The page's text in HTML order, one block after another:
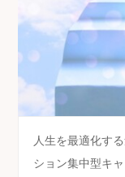
人生を最適化す
ション集中型キ